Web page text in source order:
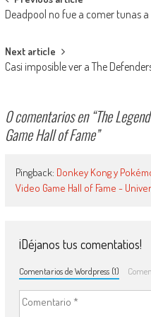
Deadpool no fue a comer tunas
Next article
Casi imposible ver a The
0 comentarios en “The
Game Hall of Fame”
Pingback: Donkey Kong y
Video Game Hall of Fame -
¡Déjanos tus comentatios!
Comentarios de Wordpress (1)